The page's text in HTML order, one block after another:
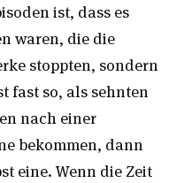
ist, dass es
waren, die die
stoppten, sondern
fast so, als sehnten
nach einer
bekommen, dann
eine. Wenn die Zeit